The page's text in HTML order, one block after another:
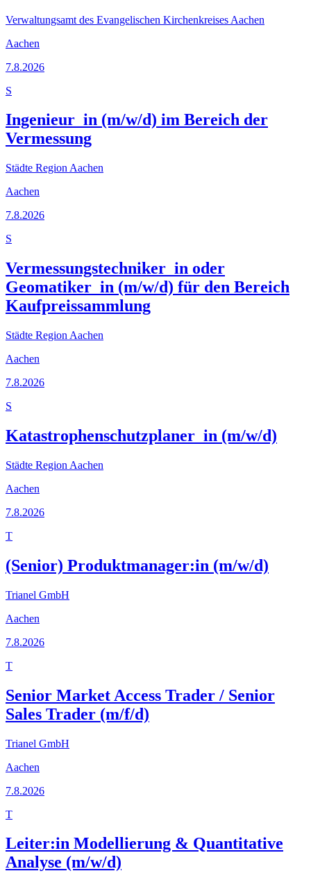
Verwaltungsamt des Evangelischen Kirchenkreises Aachen
Aachen
7.8.2026
S
Ingenieur_in (m/w/d) im Bereich der
Vermessung
Städte Region Aachen
Aachen
7.8.2026
S
Vermessungstechniker_in oder
Geomatiker_in (m/w/d) für den Bereich
Kaufpreissammlung
Städte Region Aachen
Aachen
7.8.2026
S
Katastrophenschutzplaner_in (m/w/d)
Städte Region Aachen
Aachen
7.8.2026
T
(Senior) Produktmanager:in (m/w/d)
Trianel GmbH
Aachen
7.8.2026
T
Senior Market Access Trader / Senior
Sales Trader (m/f/d)
Trianel GmbH
Aachen
7.8.2026
T
Leiter:in Modellierung & Quantitative
Analyse (m/w/d)